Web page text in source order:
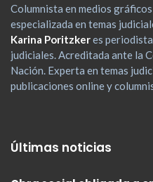
Columnista en medios
especializada en temas
Karina Poritzkeres
judiciales. Acreditada ante la
Nación. Experta en temas
publicaciones online y
Últimas noticias